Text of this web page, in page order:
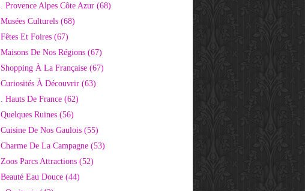
. Provence Alpes Côte Azur (68)
Musées Culturels (68)
Fêtes Et Foires (67)
Maisons De Nos Régions (67)
Shopping À La Française (67)
Curiosités À Découvrir (63)
. Hauts De France (62)
Quelques Ruines (56)
Cuisine De Nos Gaulois (55)
Charme De La Campagne (53)
Zoos Parcs Attractions (52)
Beauté Eau Douce (44)